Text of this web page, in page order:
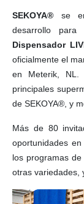
SEKOYA® se
desarrollo
Dispensador
oficialmente el
en Meterik,
principales
de SEKOYA®, y
Más de 80
oportunidades
los programas
otras variedades,